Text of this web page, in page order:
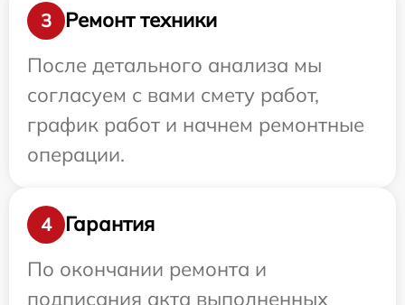
3
Ремонт техники
После детального анализа мы
согласуем с вами смету работ,
график работ и начнем ремонтные
операции.
4
Гарантия
По окончании ремонта и
подписания акта выполненных